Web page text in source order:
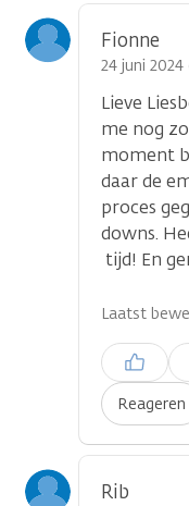
Fionne
24 juni 2024
Lieve
me nog
moment
daar de
proces
downs.
tijd! En
Laatst
Reageren
Inloggen
plaatsen
Rib